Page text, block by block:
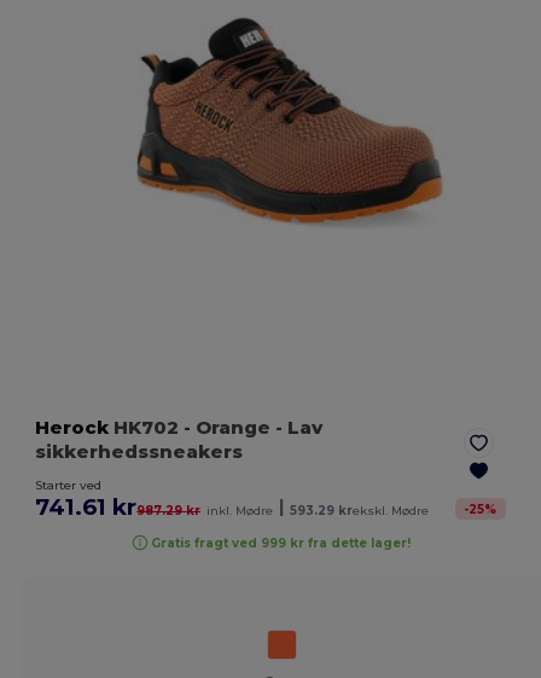
Herock HK702 - Orange - Lav
sikkerhedssneakers
Starter ved
741.61 kr987.29 kr inkl. Mødre 593.29 krekskl. Mødre -25%
Gratis fragt ved 999 kr fra dette lager!